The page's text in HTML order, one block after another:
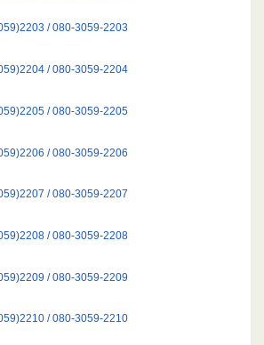
/ 080-3059-2203
/ 080-3059-2204
/ 080-3059-2205
/ 080-3059-2206
/ 080-3059-2207
/ 080-3059-2208
/ 080-3059-2209
/ 080-3059-2210